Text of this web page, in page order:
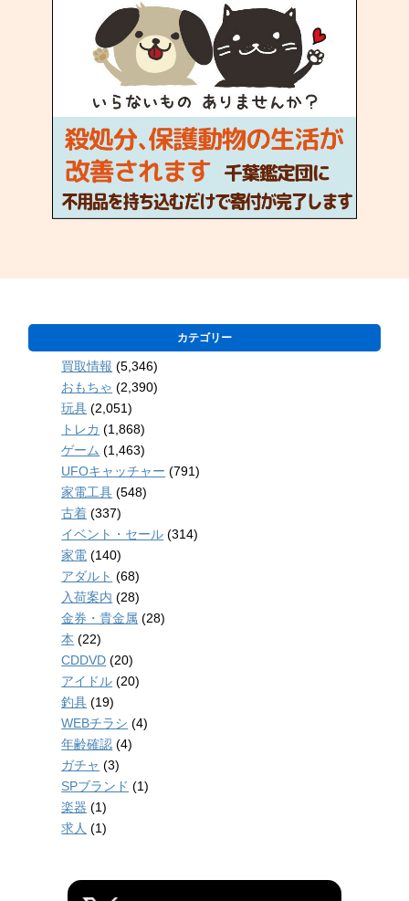
カテゴリー
買取情報 (5,346)
おもちゃ (2,390)
玩具 (2,051)
トレカ (1,868)
ゲーム (1,463)
UFOキャッチャー (791)
家電工具 (548)
古着 (337)
イベント・セール (314)
家電 (140)
アダルト (68)
入荷案内 (28)
金券・貴金属 (28)
本 (22)
CDDVD (20)
アイドル (20)
釣具 (19)
WEBチラシ (4)
年齢確認 (4)
ガチャ (3)
SPブランド (1)
楽器 (1)
求人 (1)